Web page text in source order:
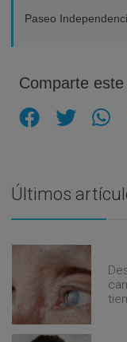
Paseo
Comparte
Últimos